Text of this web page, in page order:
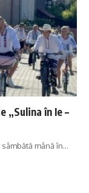
„Sulina în Ie –
mână în…